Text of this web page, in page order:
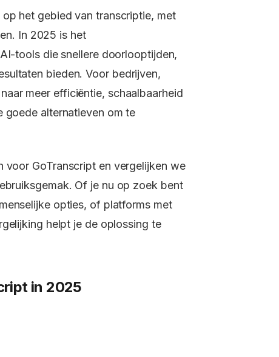
het gebied van transcriptie, met
In 2025 is het
tools die snellere doorlooptijden,
bieden. Voor bedrijven,
meer efficiëntie, schaalbaarheid
goede alternatieven om te
GoTranscript en vergelijken we
Of je nu op zoek bent
opties, of platforms met
helpt je de oplossing te
in 2025